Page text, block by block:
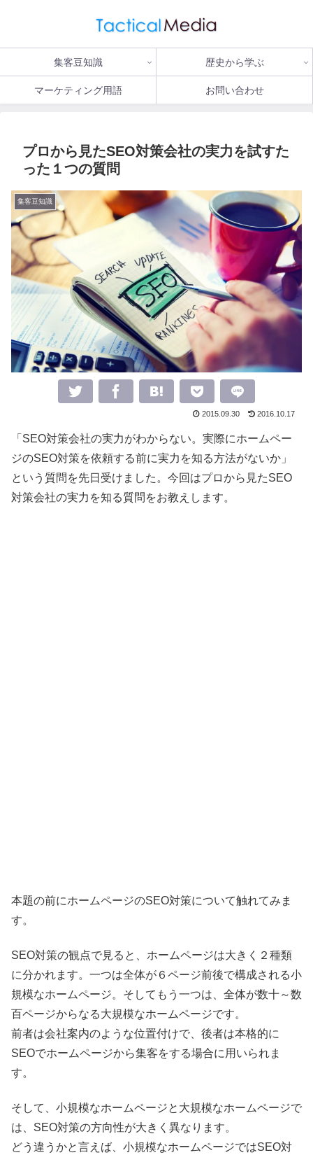
集客豆知識 歴史から学ぶ
マーケティング用語 お問い合わせ
プロから見たSEO対策会社の実力を試すた
った１つの質問
集客豆知識
2015.09.30 2016.10.17
「SEO対策会社の実力がわからない。実際にホームペー
ジのSEO対策を依頼する前に実力を知る方法がないか」
という質問を先日受けました。今回はプロから見たSEO
対策会社の実力を知る質問をお教えします。
本題の前にホームページのSEO対策について触れてみま
す。
SEO対策の観点で見ると、ホームページは大きく２種類
に分かれます。一つは全体が６ページ前後で構成される小
規模なホームページ。そしてもう一つは、全体が数十～数
百ページからなる大規模なホームページです。
前者は会社案内のような位置付けで、後者は本格的に
SEOでホームページから集客をする場合に用いられま
す。
そして、小規模なホームページと大規模なホームページで
は、SEO対策の方向性が大きく異なります。
どう違うかと言えば、小規模なホームページではSEO対